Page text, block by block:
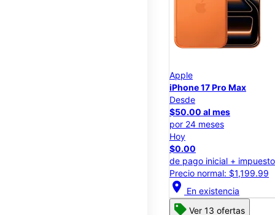
Apple
iPhone 17 Pro Max
Desde
$50.00 al mes
por 24 meses
Hoy
$0.00
de pago inicial +
Precio normal: $1,199.99
location_on En existencia
Ver 13 ofertas